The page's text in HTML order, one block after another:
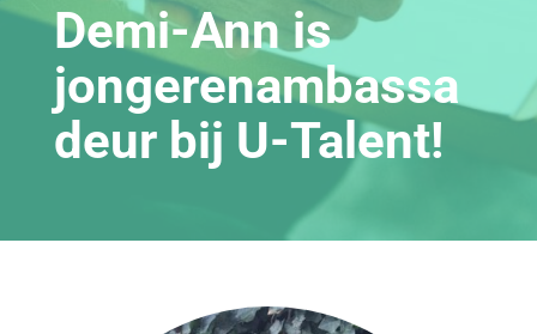
Demi-Ann is
jongerenambassa
deur bij U-Talent!